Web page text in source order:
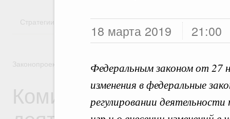
18 марта 2019 21:00
Федеральным законом от 27
изменения в федеральные
регулировании
Стратегии Государственные программы
Законопроектная деятельность
Комиссия